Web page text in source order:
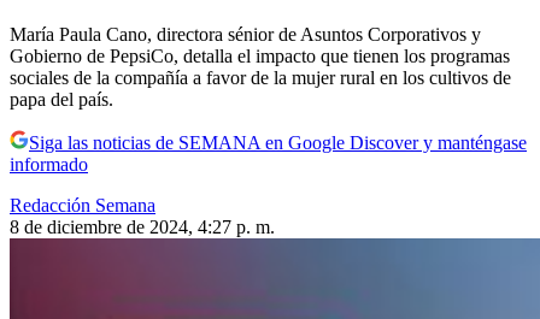
María Paula Cano, directora sénior de Asuntos Corporativos y
Gobierno de PepsiCo, detalla el impacto que tienen los programas
sociales de la compañía a favor de la mujer rural en los cultivos de
papa del país.
Siga las noticias de SEMANA en Google Discover y manténgase
informado
Redacción Semana
8 de diciembre de 2024, 4:27 p. m.